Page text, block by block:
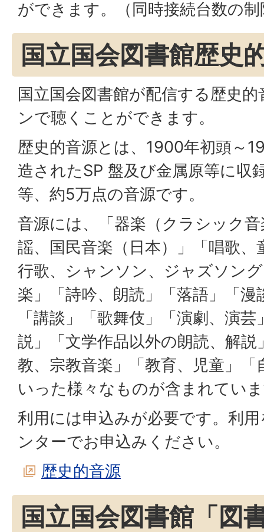
ができます。（同時接続台数の
国立国会図書館歴史
国立国会図書館が配信する歴史
ンで聴くことができます。
歴史的音源とは、1900年初頭～
造されたSP 盤及び金属原等に収
等、約5万点の音源です。
音源には、「器楽（クラシック
謡、国民音楽（日本）」「唱歌、
行歌、シャンソン、ジャズソン
楽」「詩吟、朗読」「落語」「漫
「講談」「歌舞伎」「演劇、演
説」「文学作品以外の朗読、解説
教、宗教音楽」「教育、児童」「
いった様々なものが含まれてい
利用には申込みが必要です。利
ンターでお申込みください。
歴史的音源
国立国会図書館「図